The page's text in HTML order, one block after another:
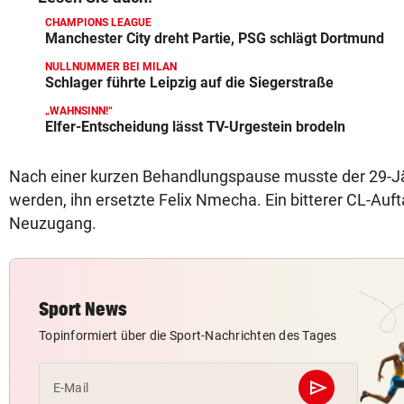
CHAMPIONS LEAGUE
Manchester City dreht Partie, PSG schlägt Dortmund
NULLNUMMER BEI MILAN
Schlager führte Leipzig auf die Siegerstraße
„WAHNSINN!“
Elfer-Entscheidung lässt TV-Urgestein brodeln
Nach einer kurzen Behandlungspause musste der 29-
werden, ihn ersetzte Felix Nmecha. Ein bitterer CL-
Neuzugang.
Sport News
Topinformiert über die Sport-Nachrichten des Tages
E-Mail send
Abschicken